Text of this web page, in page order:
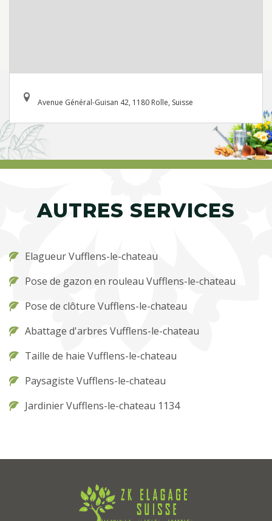
Avenue Général-Guisan 42, 1180 Rolle, Suisse
AUTRES SERVICES
Elagueur Vufflens-le-chateau
Pose de gazon en rouleau Vufflens-le-chateau
Pose de clôture Vufflens-le-chateau
Abattage d'arbres Vufflens-le-chateau
Taille de haie Vufflens-le-chateau
Paysagiste Vufflens-le-chateau
Jardinier Vufflens-le-chateau 1134